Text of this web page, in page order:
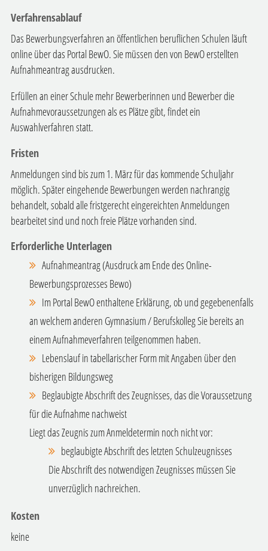
Verfahrensablauf
Das Bewerbungsverfahren an öffentlichen beruflichen Schulen läuft
online über das Portal BewO. Sie müssen den von BewO erstellten
Aufnahmeantrag ausdrucken.
Erfüllen an einer Schule mehr Bewerberinnen und Bewerber die
Aufnahmevoraussetzungen als es Plätze gibt, findet ein
Auswahlverfahren statt.
Fristen
Anmeldungen sind bis zum 1. März für das kommende Schuljahr
möglich. Später eingehende Bewerbungen werden nachrangig
behandelt, sobald alle fristgerecht eingereichten Anmeldungen
bearbeitet sind und noch freie Plätze vorhanden sind.
Erforderliche Unterlagen
Aufnahmeantrag (Ausdruck am Ende des Online-
Bewerbungsprozesses Bewo)
Im Portal BewO enthaltene Erklärung, ob und gegebenenfalls
an welchem anderen Gymnasium / Berufskolleg Sie bereits an
einem Aufnahmeverfahren teilgenommen haben.
Lebenslauf in tabellarischer Form mit Angaben über den
bisherigen Bildungsweg
Beglaubigte Abschrift des Zeugnisses, das die Voraussetzung
für die Aufnahme nachweist
Liegt das Zeugnis zum Anmeldetermin noch nicht vor:
beglaubigte Abschrift des letzten Schulzeugnisses
Die Abschrift des notwendigen Zeugnisses müssen Sie
unverzüglich nachreichen.
Kosten
keine